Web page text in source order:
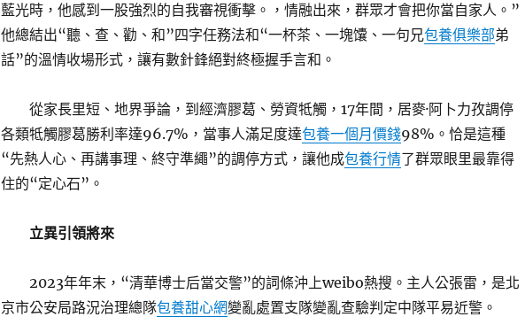
藍光時，他感到一股強烈的自我審視衝擊。，情融出來，群眾才會把你當自家人。”
他總結出“聽、查、勸、和”四字任務法和“一杯茶、一塊馕、一句兄包養俱樂部弟
話”的溫情收場形式，讓有數針鋒絕對終極握手言和。
從家長里短、地界爭論，到經濟膠葛、勞資牴觸，17年間，居麥·阿卜力孜調停
各類牴觸膠葛勝利率達96.7%，當事人滿足度達包養一個月價錢98%。恰是這種
“先熱人心、再講事理、終守準繩”的調停方式，讓他成包養行情了群眾眼里最靠得
住的“定心石”。
立異引領將來
2023年年末，“清華博士后當交警”的詞條沖上weibo熱搜。主人公張雷，是北
京市公安局路況治理總隊包養甜心網變亂處置支隊變亂查驗判定中隊平易近警。